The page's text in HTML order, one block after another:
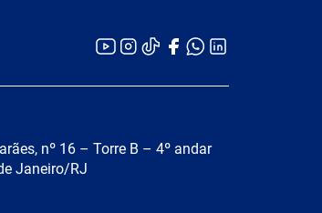
nº 16 – Torre B – 4º andar
Janeiro/RJ